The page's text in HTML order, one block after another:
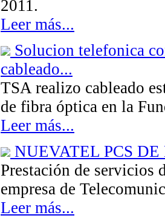
2011.
Leer más...
Solucion telefonica
cableado...
TSA realizo cableado
de fibra óptica en la
Leer más...
NUEVATEL PCS
Prestación de servicios
empresa de
Leer más...